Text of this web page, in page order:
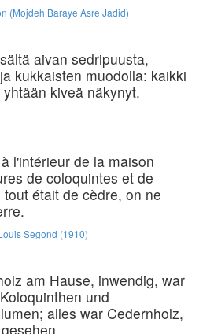
(Mojdeh Baraye Asre Jadid)
aivan sedripuusta,
kukkaisten muodolla: kaikki
kiveä näkynyt.
l'intérieur de la maison
de coloquintes et de
était de cèdre, on ne
Segond (1910)
am Hause, inwendig, war
und
alles war Cedernholz,